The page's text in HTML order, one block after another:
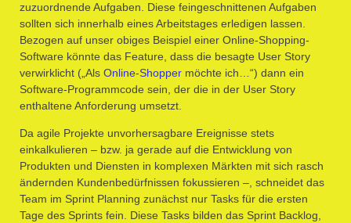
zuzuordnende Aufgaben. Diese feingeschnittenen Aufgaben
sollten sich innerhalb eines Arbeitstages erledigen lassen.
Bezogen auf unser obiges Beispiel einer Online-Shopping-
Software könnte das Feature, dass die besagte User Story
verwirklicht („Als Online-Shopper möchte ich…“) dann ein
Software-Programmcode sein, der die in der User Story
enthaltene Anforderung umsetzt.
Da agile Projekte unvorhersagbare Ereignisse stets
einkalkulieren – bzw. ja gerade auf die Entwicklung von
Produkten und Diensten in komplexen Märkten mit sich rasch
ändernden Kundenbedürfnissen fokussieren –, schneidet das
Team im Sprint Planning zunächst nur Tasks für die ersten
Tage des Sprints fein. Diese Tasks bilden das Sprint Backlog,